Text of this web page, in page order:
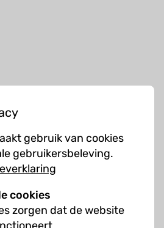
gebruik van cookies
gebruikersbeleving.
cookies
zorgen dat de website